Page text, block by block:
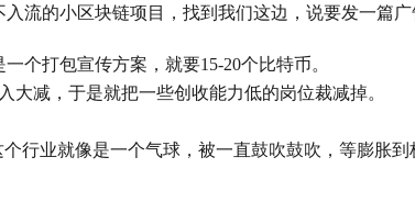
流的小区块链项目，找到我们这边，说要发一篇
个打包宣传方案，就要15-20个比特币。
大减，于是就把一些创收能力低的岗位裁减掉。
行业就像是一个气球，被一直鼓吹鼓吹，等膨胀